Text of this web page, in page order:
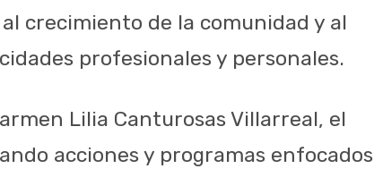
crecimiento de la comunidad y al
profesionales y personales.
Lilia Canturosas Villarreal, el
acciones y programas enfocados